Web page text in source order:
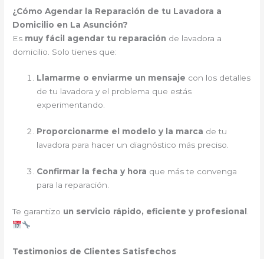
¿Cómo Agendar la Reparación de tu Lavadora a
Domicilio en La Asunción?
Es muy fácil agendar tu reparación de lavadora a
domicilio. Solo tienes que:
Llamarme o enviarme un mensaje con los detalles
de tu lavadora y el problema que estás
experimentando.
Proporcionarme el modelo y la marca de tu
lavadora para hacer un diagnóstico más preciso.
Confirmar la fecha y hora que más te convenga
para la reparación.
Te garantizo un servicio rápido, eficiente y profesional
Testimonios de Clientes Satisfechos